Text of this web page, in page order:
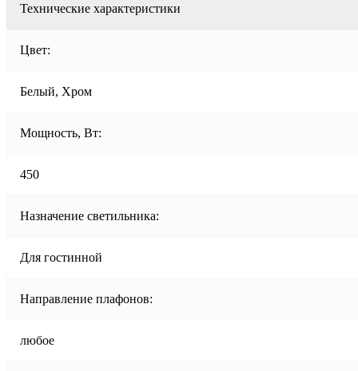
Технические характеристики
Цвет:
Белый, Хром
Мощность, Вт:
450
Назначение светильника:
Для гостинной
Направление плафонов:
любое